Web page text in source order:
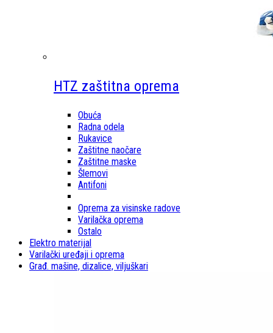
HTZ zaštitna oprema
Obuća
Radna odela
Rukavice
Zaštitne naočare
Zaštitne maske
Šlemovi
Antifoni
Oprema za visinske radove
Varilačka oprema
Ostalo
Elektro materijal
Varilački uređaji i oprema
Građ. mašine, dizalice, viljuškari